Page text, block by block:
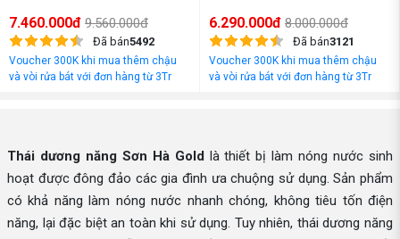
7.460.000đ 9.560.000đ
Đã bán5492
Voucher 300K khi mua thêm chậu
và vòi rửa bát với đơn hàng từ 3Tr
6.290.000đ 8.000.000đ
Đã bán3121
Voucher 300K khi mua thêm chậu
và vòi rửa bát với đơn hàng từ 3Tr
Thái dương năng Sơn Hà Goldlà thiết bị làm nóng nước sinh
hoạt được đông đảo các gia đình ưa chuộng sử dụng. Sản phẩm
có khả năng làm nóng nước nhanh chóng, không tiêu tốn điện
năng, lại đặc biệt an toàn khi sử dụng. Tuy nhiên, thái dương năng